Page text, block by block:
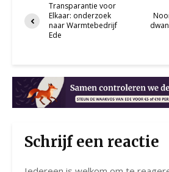
Transparantie voor
Elkaar: onderzoek
naar Warmtebedrijf
Ede
Schrijf een reactie